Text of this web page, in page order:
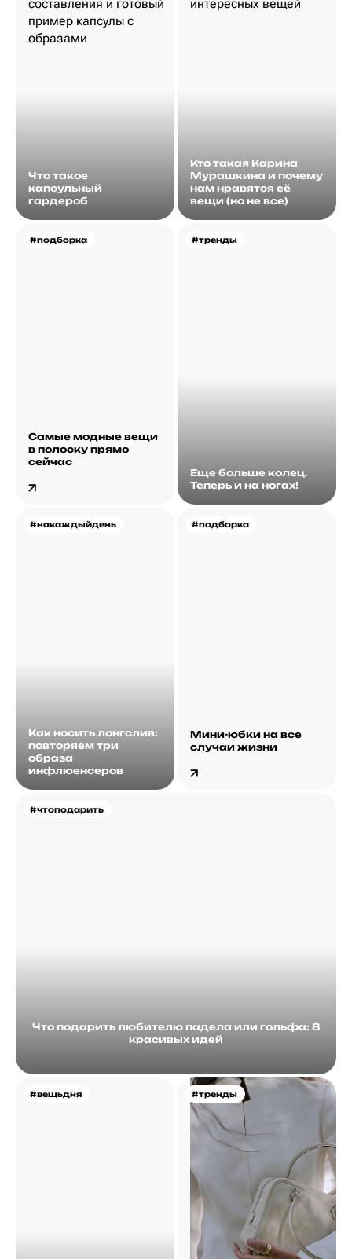
Что такое
капсульный
гардероб
Кто такая Карина
Мурашкина и почему
нам нравятся её
вещи (но не все)
#подборка
Самые модные вещи
в полоску прямо
сейчас
#тренды
Еще больше колец.
Теперь и на ногах!
#накаждыйдень
Как носить лонгслив:
повторяем три
образа
инфлюенсеров
#чтоподарить
Что подарить любителю падела или гольфа: 8
красивых идей
#подборка
Мини-юбки на все
случаи жизни
#вещьдня #тренды